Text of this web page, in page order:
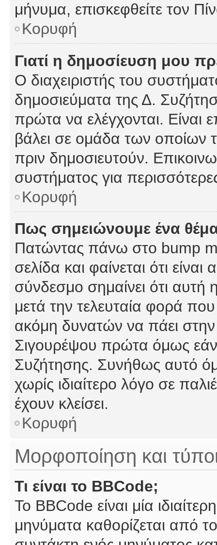
μήνυμα, επισκεφθείτε τον
Κορυφή
Γιατί η δημοσίευση μου
Ο διαχειριστής του
δημοσιεύματα της Δ.
πρώτα να ελέγχονται. Είναι
βάλει σε ομάδα των οποίων
πριν δημοσιευτούν.
συστήματος για
Κορυφή
Πως σημειώνουμε ένα
Πατώντας πάνω στο bump
σελίδα και φαίνεται ότι
σύνδεσμο σημαίνει ότι αυτή
μετά την τελευταία φορά που
ακόμη δυνατών να πάει
Σιγουρέψου πρώτα όμως εάν
Συζήτησης. Συνήθως αυτό
χωρίς ιδιαίτερο λόγο σε
έχουν κλείσει.
Κορυφή
Μορφοποίηση και
Τι είναι το BBCode;
Το BBCode είναι μία
μηνύματα καθορίζεται από